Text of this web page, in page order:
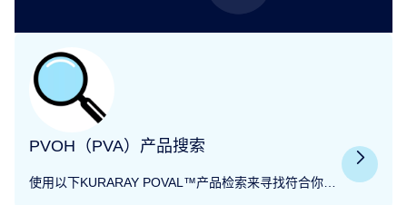
PVOH（PVA）产品搜索
使用以下KURARAY POVAL™产品检索来寻找符合你特